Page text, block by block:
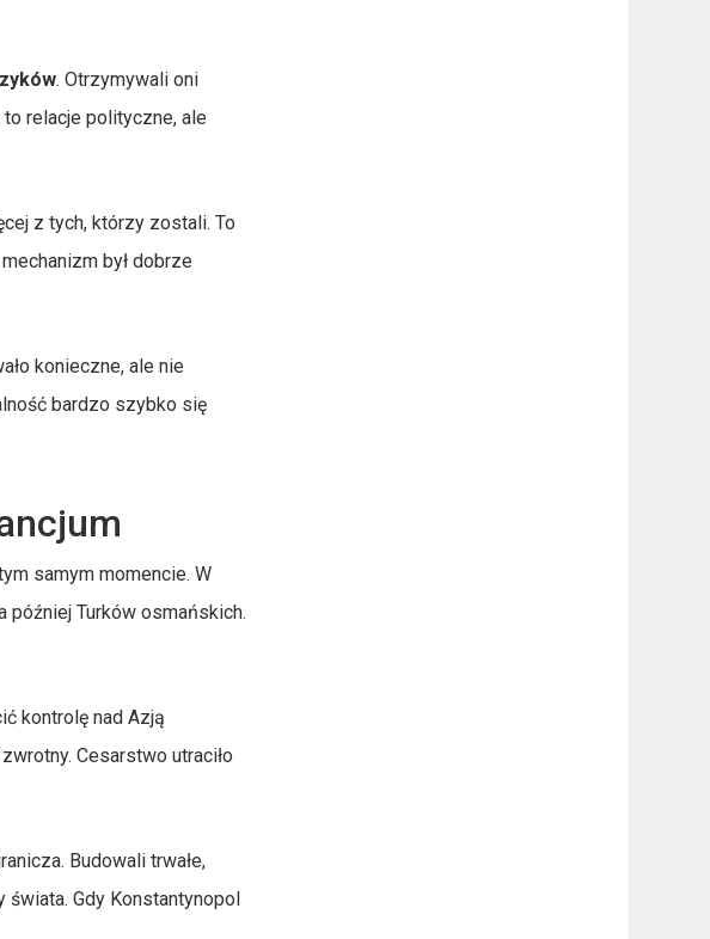
. Otrzymywali oni
relacje polityczne, ale
z tych, którzy zostali. To
był dobrze
konieczne, ale nie
bardzo szybko się
samym momencie. W
później Turków osmańskich.
kontrolę nad Azją
Cesarstwo utraciło
Budowali trwałe,
Gdy Konstantynopol